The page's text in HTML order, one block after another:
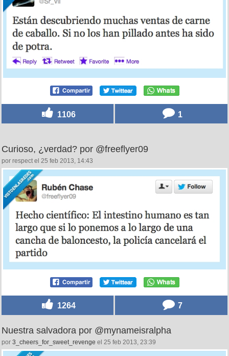
1106 1
Curioso, ¿verdad? por @freeflyer09
por respect el 25 feb 2013, 14:43
1264 7
Nuestra salvadora por @mynameisralpha
por 3_cheers_for_sweet_revenge el 25 feb 2013, 23:39